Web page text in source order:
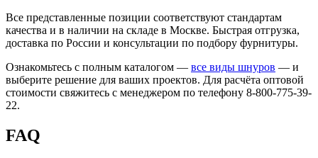
Все представленные позиции соответствуют стандартам
качества и в наличии на складе в Москве. Быстрая отгрузка,
доставка по России и консультации по подбору фурнитуры.
Ознакомьтесь с полным каталогом — все виды шнуров — и
выберите решение для ваших проектов. Для расчёта оптовой
стоимости свяжитесь с менеджером по телефону 8-800-775-39-
22.
FAQ